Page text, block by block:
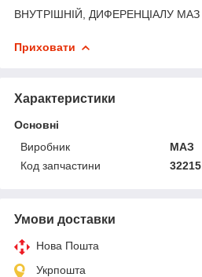
ВНУТРІШНІЙ, ДИФЕРЕНЦІАЛУ МАЗ
Приховати
Характеристики
Основні
Виробник
МАЗ
Код запчастини
32215
Умови доставки
Нова Пошта
Укрпошта